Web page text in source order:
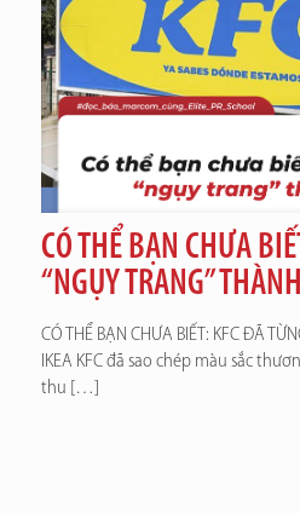
CÓ THỂ BẠN CHƯA
“NGỤY TRANG”
CÓ THỂ BẠN CHƯA BIẾT: KFC ĐÃ
IKEA KFC đã sao chép màu sắc
thu […]